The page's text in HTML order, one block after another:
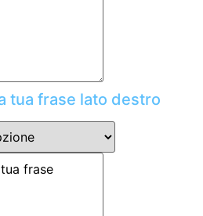
tua frase lato destro